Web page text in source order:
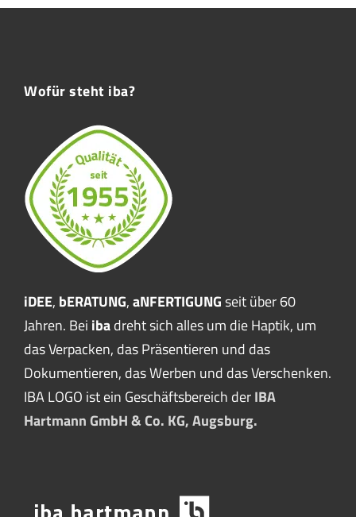
Wofür steht iba?
iDEE, bERATUNG,aNFERTIGUNGseit über 60
Jahren. Bei ibadreht sich alles um die Haptik, um
das Verpacken, das Präsentieren und das
Dokumentieren, das Werben und das Verschenken.
IBA LOGO ist ein Geschäftsbereich derIBA
Hartmann GmbH & Co. KG, Augsburg.